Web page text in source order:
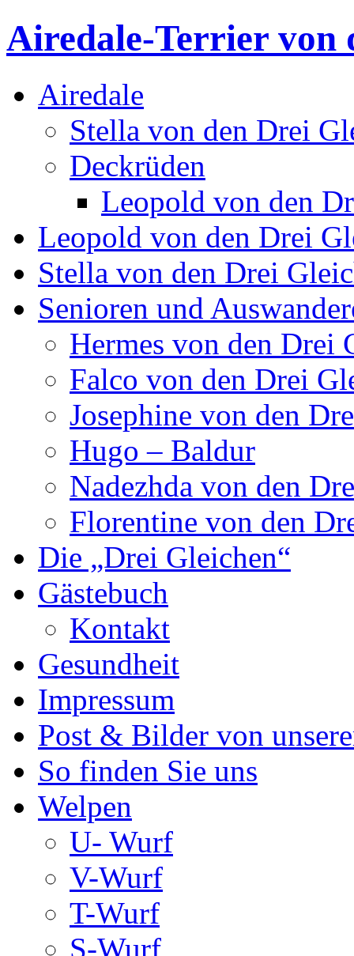
Airedale-Terrier von
Airedale
Stella von den Drei
Deckrüden
Leopold von den
Leopold von den Drei
Stella von den Drei
Senioren und
Hermes von den Drei
Falco von den Drei
Josephine von den
Hugo – Baldur
Nadezhda von den
Florentine von den
Die „Drei Gleichen“
Gästebuch
Kontakt
Gesundheit
Impressum
Post & Bilder von
So finden Sie uns
Welpen
U- Wurf
V-Wurf
T-Wurf
S-Wurf